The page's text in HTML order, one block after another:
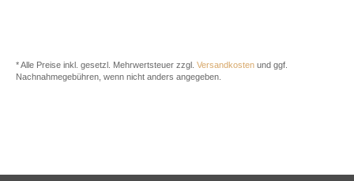
* Alle Preise inkl. gesetzl. Mehrwertsteuer zzgl. Versandkosten und ggf.
Nachnahmegebühren, wenn nicht anders angegeben.